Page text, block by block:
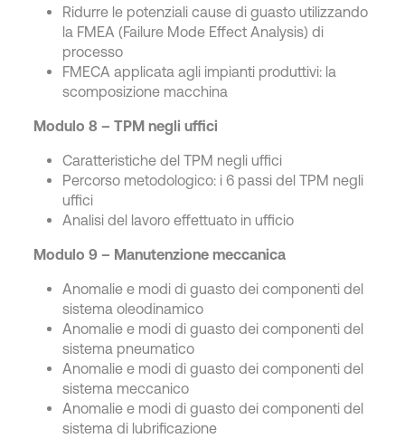
Ridurre le potenziali cause di guasto utilizzando
la FMEA (Failure Mode Effect Analysis) di
processo
FMECA applicata agli impianti produttivi: la
scomposizione macchina
Modulo 8 – TPM negli uffici
Caratteristiche del TPM negli uffici
Percorso metodologico: i 6 passi del TPM negli
uffici
Analisi del lavoro effettuato in ufficio
Modulo 9 – Manutenzione meccanica
Anomalie e modi di guasto dei componenti del
sistema oleodinamico
Anomalie e modi di guasto dei componenti del
sistema pneumatico
Anomalie e modi di guasto dei componenti del
sistema meccanico
Anomalie e modi di guasto dei componenti del
sistema di lubrificazione